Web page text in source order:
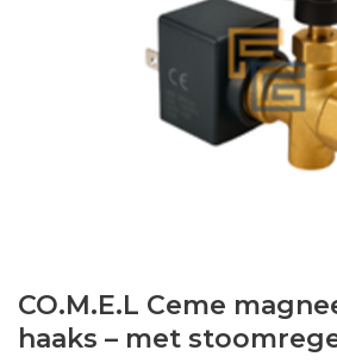
CO.M.E.L Ceme
haaks – met